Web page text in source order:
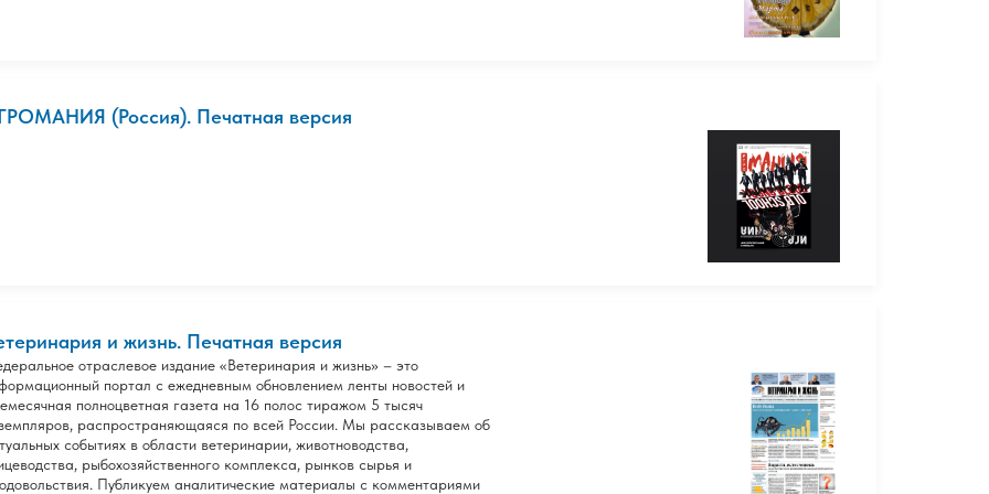
(Россия). Печатная версия
и жизнь. Печатная версия
отраслевое издание «Ветеринария и жизнь» – это
портал с ежедневным обновлением ленты новостей и
полноцветная газета на 16 полос тиражом 5 тысяч
распространяющаяся по всей России. Мы рассказываем об
событиях в области ветеринарии, животноводства,
рыбохозяйственного комплекса, рынков сырья и
Публикуем аналитические материалы с комментариями